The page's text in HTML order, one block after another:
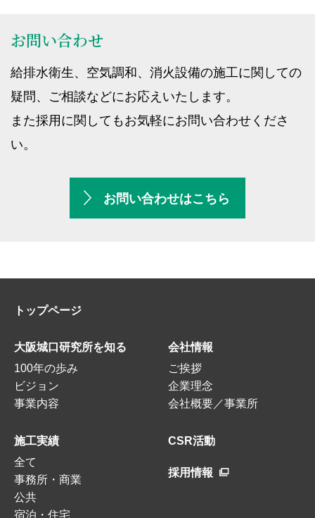
お問い合わせ
給排水衛生、空気調和、消火設備の施工に関しての
疑問、ご相談などにお応えいたします。
また採用に関してもお気軽にお問い合わせくださ
い。
お問い合わせはこちら
トップページ
大阪城口研究所を知る
100年の歩み
ビジョン
事業内容
会社情報
ご挨拶
企業理念
会社概要／事業所
施工実績
全て
事務所・商業
公共
宿泊・住宅
CSR活動
採用情報